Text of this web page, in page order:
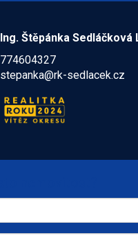
Ing. Štěpánka Sedláčková
774604327
stepanka@rk-sedlacek.cz